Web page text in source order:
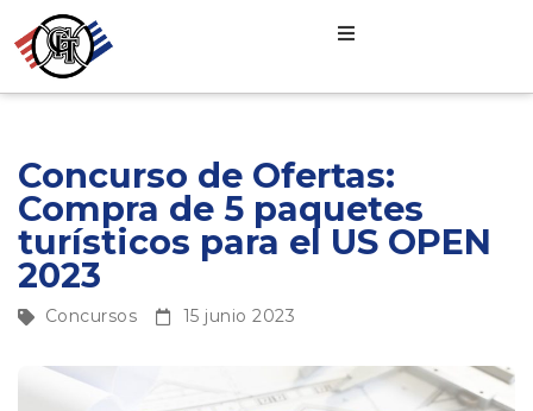
Concurso de Ofertas:
Compra de 5 paquetes
turísticos para el US OPEN
2023
Concursos 15 junio 2023